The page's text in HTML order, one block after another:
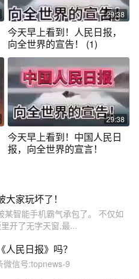
29:38
今天早上看到！人民日报，
向全世界的宣告！ (1)
29:38
今天早上看到！中国人民日
报，向全世界的宣言！
家玩坏了！
智能手机霸气承包了。 不仅如
开了无字天窗,最...
民日报》吗？
微信号:topnews-9